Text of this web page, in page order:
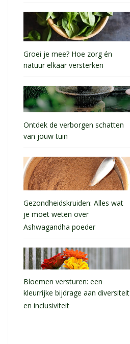
Groei je mee? Hoe zorg én
natuur elkaar versterken
Ontdek de verborgen schatten
van jouw tuin
Gezondheidskruiden: Alles wat
je moet weten over
Ashwagandha poeder
Bloemen versturen: een
kleurrijke bijdrage aan diversiteit
en inclusiviteit